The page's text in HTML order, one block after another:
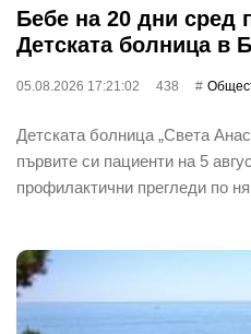
Бебе на 20 дни сред
Детската болница в
05.08.2026 17:21:02 438
Детската болница „Света
първите си пациенти на 5
профилактични прегледи по